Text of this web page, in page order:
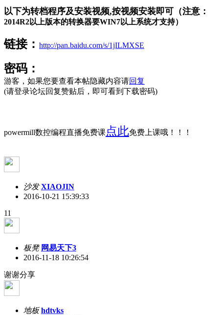
以下为转档程序及安装视频,按视频安装即可（注意：
2014R2以上版本的转换器要WIN7以上系统才支持）
链接： http://pan.baidu.com/s/1jILMXSE
密码：
游客，如果您要查看本帖隐藏内容请回复
(请登录论坛回复赞贴后，即可看到下载密码)
powermill数控编程直播免费课点此免费上课哦！！！
沙发 XIAOJIN
2016-10-21 15:39:33
11
板凳 网易天下3
2016-11-18 10:26:54
谢谢分享
地板 hdtvks